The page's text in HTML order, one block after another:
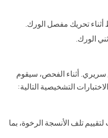
أثناء تحريك مفصل الورك.
الورك.
أثناء الفحص، سيقوم
التشخيصية التالية:
تلف الأنسجة الرخوة، بما